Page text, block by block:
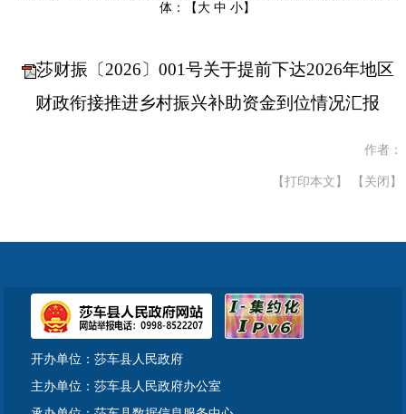
体：【 大 中 小】
莎财振〔2026〕001号关于提前下达2026年地区
财政衔接推进乡村振兴补助资金到位情况汇报
作者：
【打印本文】 【关闭】
开办单位：莎车县人民政府
主办单位：莎车县人民政府办公室